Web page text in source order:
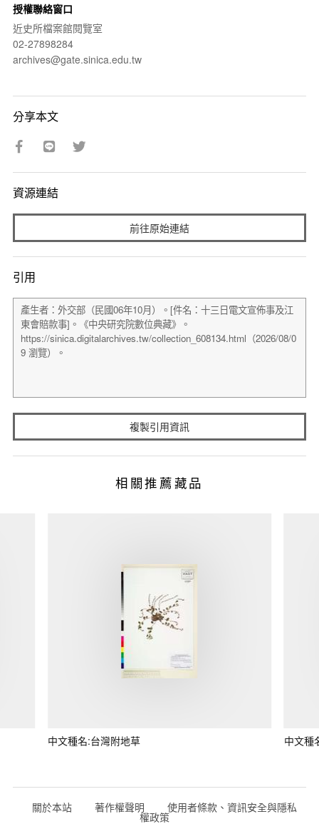
授權聯絡窗口
近史所檔案館閱覽室
02-27898284
archives@gate.sinica.edu.tw
分享本文
資源連結
前往原始連結
引用
複製引用資訊
相關推薦藏品
中文種名:台灣附地草 中文種
關於本站 著作權聲明 使用者條款、資訊安全與隱私
權政策